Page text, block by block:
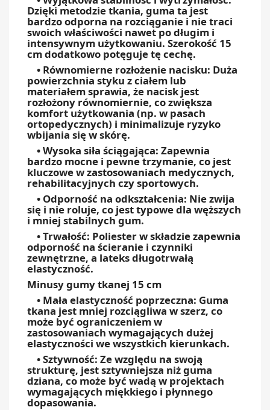
Dzięki metodzie tkania, guma ta jest
bardzo odporna na rozciąganie i nie traci
swoich właściwości nawet po długim i
intensywnym użytkowaniu. Szerokość 15
cm dodatkowo potęguje tę cechę.
• Równomierne rozłożenie nacisku: Duża
powierzchnia styku z ciałem lub
materiałem sprawia, że nacisk jest
rozłożony równomiernie, co zwiększa
komfort użytkowania (np. w pasach
ortopedycznych) i minimalizuje ryzyko
wbijania się w skórę.
• Wysoka siła ściągająca: Zapewnia
bardzo mocne i pewne trzymanie, co jest
kluczowe w zastosowaniach medycznych,
rehabilitacyjnych czy sportowych.
• Odporność na odkształcenia: Nie zwija
się i nie roluje, co jest typowe dla węższych
i mniej stabilnych gum.
• Trwałość: Poliester w składzie zapewnia
odporność na ścieranie i czynniki
zewnętrzne, a lateks długotrwałą
elastyczność.
Minusy gumy tkanej 15 cm
• Mała elastyczność poprzeczna: Guma
tkana jest mniej rozciągliwa w szerz, co
może być ograniczeniem w
zastosowaniach wymagających dużej
elastyczności we wszystkich kierunkach.
• Sztywność: Ze względu na swoją
strukturę, jest sztywniejsza niż guma
dziana, co może być wadą w projektach
wymagających miękkiego i płynnego
dopasowania.